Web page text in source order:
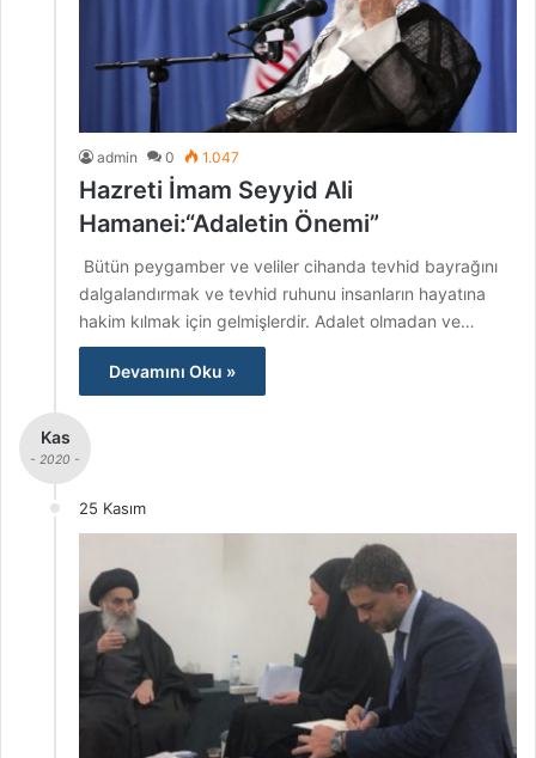
admin 0 1.047
Hazreti İmam Seyyid Ali
Hamanei:“Adaletin Önemi”
Bütün peygamber ve veliler cihanda tevhid bayrağını
dalgalandırmak ve tevhid ruhunu insanların hayatına
hakim kılmak için gelmişlerdir. Adalet olmadan ve…
Devamını Oku »
Kas
- 2020 -
25 Kasım